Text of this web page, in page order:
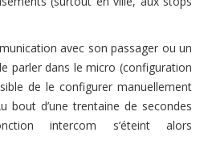
avec son passager ou un
parler dans le micro (configuration
de le configurer manuellement
bout d’une trentaine de secondes
intercom s’éteint alors